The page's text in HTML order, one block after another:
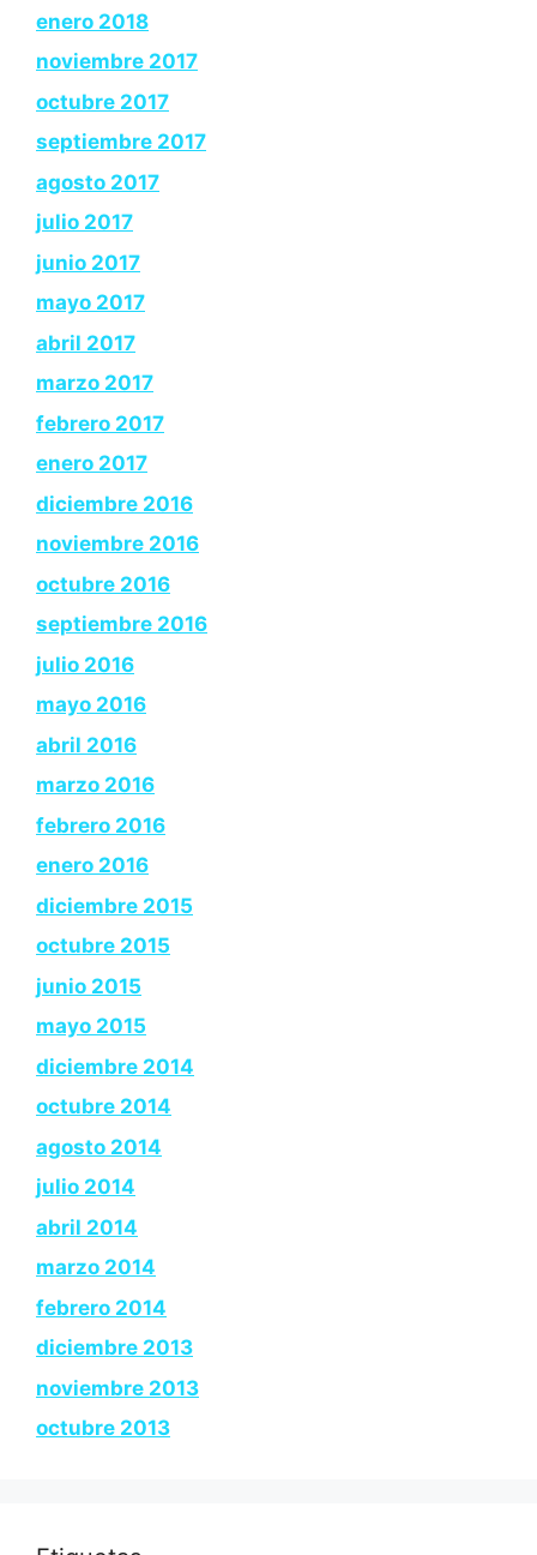
enero 2018
noviembre 2017
octubre 2017
septiembre 2017
agosto 2017
julio 2017
junio 2017
mayo 2017
abril 2017
marzo 2017
febrero 2017
enero 2017
diciembre 2016
noviembre 2016
octubre 2016
septiembre 2016
julio 2016
mayo 2016
abril 2016
marzo 2016
febrero 2016
enero 2016
diciembre 2015
octubre 2015
junio 2015
mayo 2015
diciembre 2014
octubre 2014
agosto 2014
julio 2014
abril 2014
marzo 2014
febrero 2014
diciembre 2013
noviembre 2013
octubre 2013